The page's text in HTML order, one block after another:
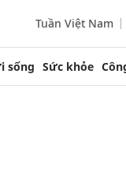
Tuần Việt Nam
sống Sức khỏe